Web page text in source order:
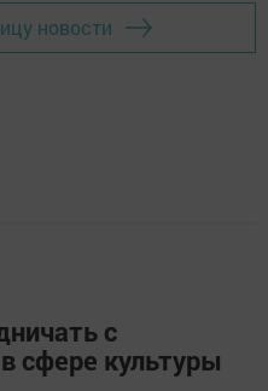
новости
с
сфере культуры